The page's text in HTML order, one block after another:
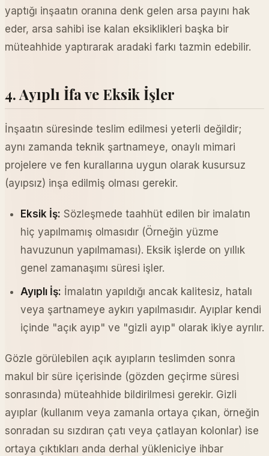
yaptığı inşaatın oranına denk gelen arsa payını hak
eder, arsa sahibi ise kalan eksiklikleri başka bir
müteahhide yaptırarak aradaki farkı tazmin edebilir.
4. Ayıplı İfa ve Eksik İşler
İnşaatın süresinde teslim edilmesi yeterli değildir;
aynı zamanda teknik şartnameye, onaylı mimari
projelere ve fen kurallarına uygun olarak kusursuz
(ayıpsız) inşa edilmiş olması gerekir.
Eksik İş: Sözleşmede taahhüt edilen bir imalatın
hiç yapılmamış olmasıdır (Örneğin yüzme
havuzunun yapılmaması). Eksik işlerde on yıllık
genel zamanaşımı süresi işler.
Ayıplı İş: İmalatın yapıldığı ancak kalitesiz, hatalı
veya şartnameye aykırı yapılmasıdır. Ayıplar kendi
içinde "açık ayıp" ve "gizli ayıp" olarak ikiye ayrılır.
Gözle görülebilen açık ayıpların teslimden sonra
makul bir süre içerisinde (gözden geçirme süresi
sonrasında) müteahhide bildirilmesi gerekir. Gizli
ayıplar (kullanım veya zamanla ortaya çıkan, örneğin
sonradan su sızdıran çatı veya çatlayan kolonlar) ise
ortaya çıktıkları anda derhal yükleniciye ihbar